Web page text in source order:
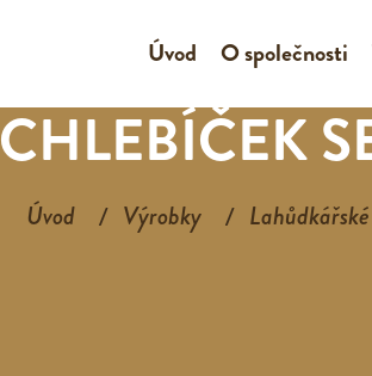
Úvod O společnosti
CHLEBÍČEK
Úvod Výrobky